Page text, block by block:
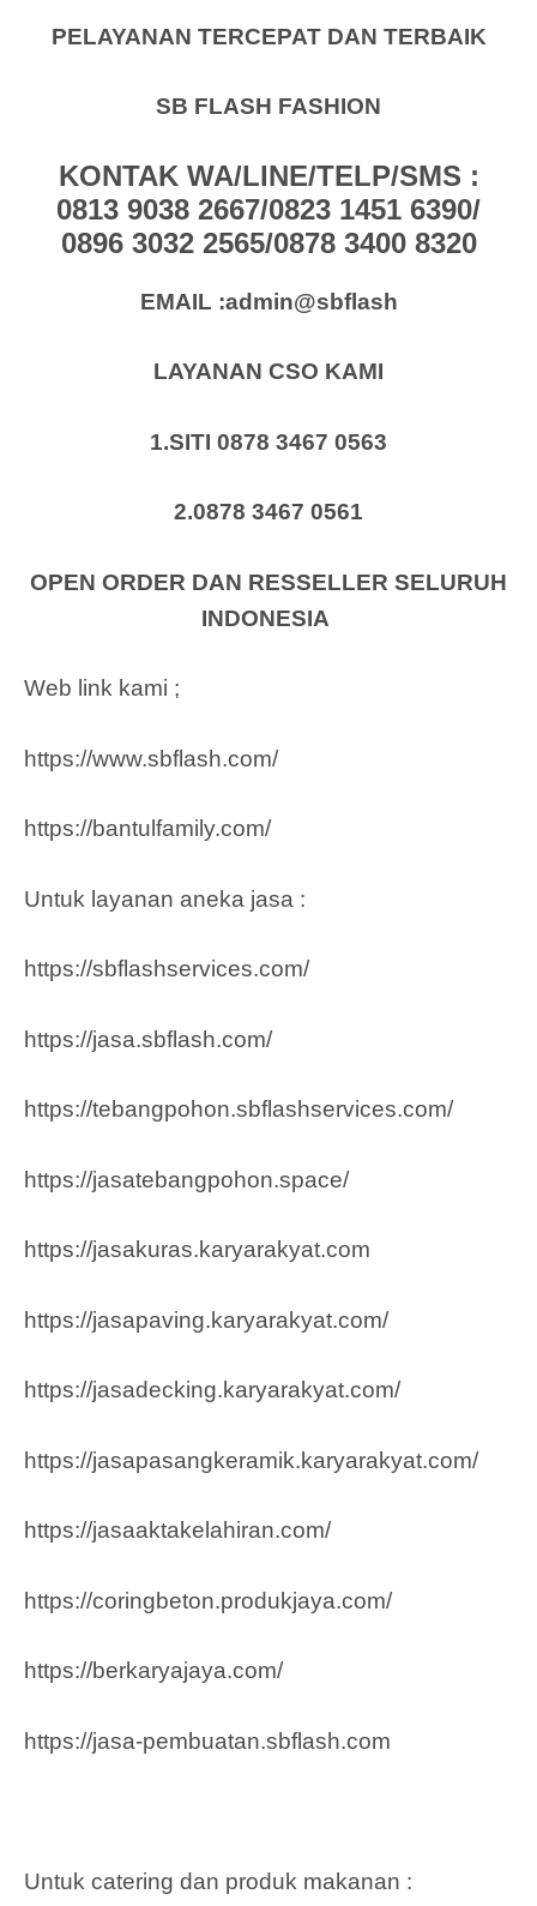
PELAYANAN TERCEPAT DAN TERBAIK
SB FLASH FASHION
KONTAK WA/LINE/TELP/SMS :
0813 9038 2667/0823 1451 6390/
0896 3032 2565/0878 3400 8320
EMAIL :admin@sbflash
LAYANAN CSO KAMI
1.SITI 0878 3467 0563
2.0878 3467 0561
OPEN ORDER DAN RESSELLER SELURUH
INDONESIA
Web link kami ;
https://www.sbflash.com/
https://bantulfamily.com/
Untuk layanan aneka jasa :
https://sbflashservices.com/
https://jasa.sbflash.com/
https://tebangpohon.sbflashservices.com/
https://jasatebangpohon.space/
https://jasakuras.karyarakyat.com
https://jasapaving.karyarakyat.com/
https://jasadecking.karyarakyat.com/
https://jasapasangkeramik.karyarakyat.com/
https://jasaaktakelahiran.com/
https://coringbeton.produkjaya.com/
https://berkaryajaya.com/
https://jasa-pembuatan.sbflash.com
Untuk catering dan produk makanan :